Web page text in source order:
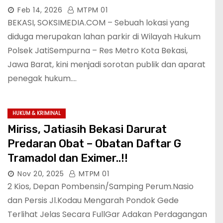
Feb 14, 2026 MTPM 01
BEKASI, SOKSIMEDIA.COM – Sebuah lokasi yang
diduga merupakan lahan parkir di Wilayah Hukum
Polsek JatiSempurna – Res Metro Kota Bekasi,
Jawa Barat, kini menjadi sorotan publik dan aparat
penegak hukum.…
HUKUM & KRIMINAL
Miriss, Jatiasih Bekasi Darurat
Predaran Obat – Obatan Daftar G
Tramadol dan Eximer..!!
Nov 20, 2025 MTPM 01
2 Kios, Depan Pombensin/Samping Perum.Nasio
dan Persis Jl.Kodau Mengarah Pondok Gede
Terlihat Jelas Secara FullGar Adakan Perdagangan